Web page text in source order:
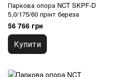
Паркова опора NCT SKPF-D
5,0/175/60 прінт береза
56 766 грн
Купити